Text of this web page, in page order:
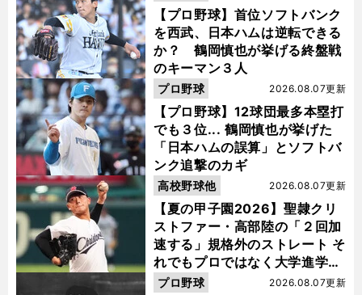
【プロ野球】首位ソフトバンク
を西武、日本ハムは逆転できる
か？ 鶴岡慎也が挙げる終盤戦
のキーマン３人
【プロ野球】12球団最多本塁打
でも３位... 鶴岡慎也が挙げた
「日本ハムの誤算」とソフトバ
ンク追撃のカギ
2026.08.07更新
プロ野球
【夏の甲子園2026】聖隷クリ
ストファー・高部陸の「２回加
速する」規格外のストレート そ
れでもプロではなく大学進学を
選ぶ理由
2026.08.07更新
高校野球他
2026.08.07更新
プロ野球